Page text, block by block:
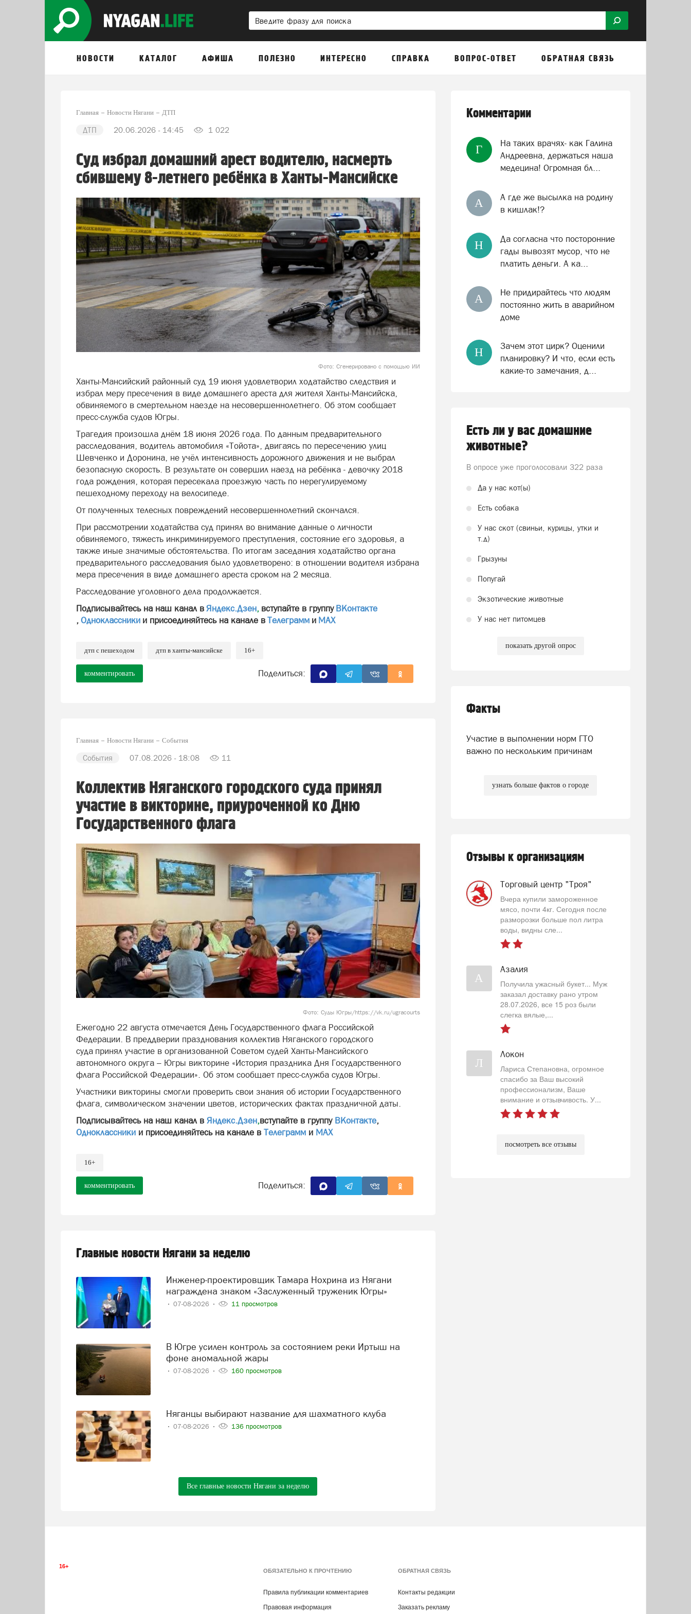
НОВОСТИ КАТАЛОГ АФИША ПОЛЕЗНО ИНТЕРЕСНО СПРАВКА ВОПРОС-ОТВЕТ ОБРАТНАЯ СВЯЗЬ
Главная Новости Нягани ДТП
ДТП 20.06.2026 - 14:45 1 022
Суд избрал домашний арест водителю, насмерть
сбившему 8-летнего ребёнка в Ханты-Мансийске
Фото: Сгенерировано с помощью ИИ
Ханты-Мансийский районный суд 19 июня удовлетворил ходатайство следствия и
избрал меру пресечения в виде домашнего ареста для жителя Ханты-Мансийска,
обвиняемого в смертельном наезде на несовершеннолетнего. Об этом сообщает
пресс-служба судов Югры.
Трагедия произошла днём 18 июня 2026 года. По данным предварительного
расследования, водитель автомобиля «Тойота», двигаясь по пересечению улиц
Шевченко и Доронина, не учёл интенсивность дорожного движения и не выбрал
безопасную скорость. В результате он совершил наезд на ребёнка - девочку 2018
года рождения, которая пересекала проезжую часть по нерегулируемому
пешеходному переходу на велосипеде.
От полученных телесных повреждений несовершеннолетний скончался.
При рассмотрении ходатайства суд принял во внимание данные о личности
обвиняемого, тяжесть инкриминируемого преступления, состояние его здоровья, а
также иные значимые обстоятельства. По итогам заседания ходатайство органа
предварительного расследования было удовлетворено: в отношении водителя избрана
мера пресечения в виде домашнего ареста сроком на 2 месяца.
Расследование уголовного дела продолжается.
Подписывайтесь на наш канал в Яндекс.Дзен, вступайте в группу ВКонтакте
, Одноклассники и присоединяйтесь на канале в Телеграмм и МАХ
дтп с пешеходом дтп в ханты-мансийске 16+
комментировать Поделиться:
Главная Новости Нягани События
События 07.08.2026 - 18:08 11
Коллектив Няганского городского суда принял
участие в викторине, приуроченной ко Дню
Государственного флага
Фото: Суды Югры/https://vk.ru/ugracourts
Ежегодно 22 августа отмечается День Государственного флага Российской
Федерации. В преддверии празднования коллектив Няганского городского
суда принял участие в организованной Советом судей Ханты-Мансийского
автономного округа – Югры викторине «История праздника Дня Государственного
флага Российской Федерации». Об этом сообщает пресс-служба судов Югры.
Участники викторины смогли проверить свои знания об истории Государственного
флага, символическом значении цветов, исторических фактах праздничной даты.
Подписывайтесь на наш канал в Яндекс.Дзен,вступайте в группу ВКонтакте,
Одноклассники и присоединяйтесь на канале в Телеграмм и МАХ
16+
комментировать Поделиться:
Главные новости Нягани за неделю
Инженер-проектировщик Тамара Нохрина из Нягани
награждена знаком «Заслуженный труженик Югры»
07-08-2026 11 просмотров
В Югре усилен контроль за состоянием реки Иртыш на
фоне аномальной жары
07-08-2026 160 просмотров
Няганцы выбирают название для шахматного клуба
07-08-2026 136 просмотров
Все главные новости Нягани за неделю
Комментарии
Г
На таких врачях- как Галина
Андреевна, держаться наша
медецина! Огромная бл...
А
А где же высылка на родину
в кишлак!?
Н
Да согласна что посторонние
гады вывозят мусор, что не
платить деньги. А ка...
А
Не придирайтесь что людям
постоянно жить в аварийном
доме
Н
Зачем этот цирк? Оценили
планировку? И что, если есть
какие-то замечания, д...
Есть ли у вас домашние
животные?
В опросе уже проголосовали 322 раза
Да у нас кот(ы)
Есть собака
У нас скот (свиньи, курицы, утки и
т.д)
Грызуны
Попугай
Экзотические животные
У нас нет питомцев
показать другой опрос
Факты
Участие в выполнении норм ГТО
важно по нескольким причинам
узнать больше фактов о городе
Отзывы к организациям
Торговый центр "Троя"
Вчера купили замороженное
мясо, почти 4кг. Сегодня после
разморозки больше пол литра
воды, видны сле...
А
Азалия
Получила ужасный букет... Муж
заказал доставку рано утром
28.07.2026, все 15 роз были
слегка вялые,...
Л
Локон
Лариса Степановна, огромное
спасибо за Ваш высокий
профессионализм, Ваше
внимание и отзывчивость. У...
посмотреть все отзывы
16+
ОБЯЗАТЕЛЬНО К ПРОЧТЕНИЮ
Правила публикации комментариев
Правовая информация
ОБРАТНАЯ СВЯЗЬ
Контакты редакции
Заказать рекламу